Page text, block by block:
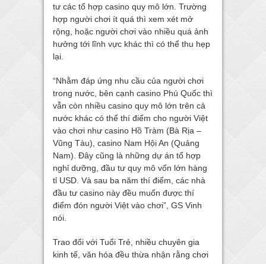
tư các tổ hợp casino quy mô lớn. Trường
hợp người chơi ít quá thì xem xét mở
rộng, hoặc người chơi vào nhiều quá ảnh
hưởng tới lĩnh vực khác thì có thể thu hẹp
lại.
“Nhằm đáp ứng nhu cầu của người chơi
trong nước, bên cạnh casino Phú Quốc thì
vẫn còn nhiều casino quy mô lớn trên cả
nước khác có thể thí điểm cho người Việt
vào chơi như casino Hồ Tràm (Bà Rịa –
Vũng Tàu), casino Nam Hội An (Quảng
Nam). Đây cũng là những dự án tổ hợp
nghỉ dưỡng, đầu tư quy mô vốn lớn hàng
tỉ USD. Và sau ba năm thí điểm, các nhà
đầu tư casino này đều muốn được thí
điểm đón người Việt vào chơi”, GS Vinh
nói.
Trao đổi với Tuổi Trẻ, nhiều chuyên gia
kinh tế, văn hóa đều thừa nhận rằng chơi